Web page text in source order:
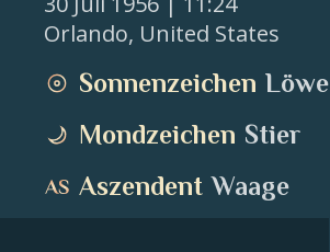
Orlando, United States
Sonnenzeichen Löwe
Mondzeichen Stier
Aszendent Waage